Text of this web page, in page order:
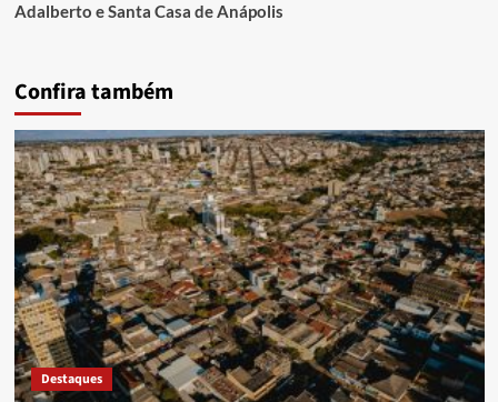
Adalberto e Santa Casa de Anápolis
Confira também
Destaques